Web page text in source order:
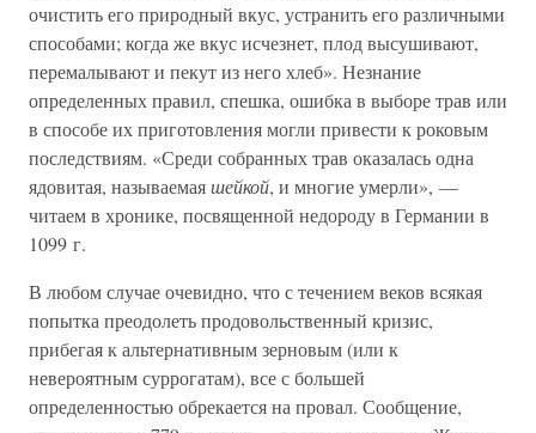
очистить его природный вкус, устранить его различными
способами; когда же вкус исчезнет, плод высушивают,
перемалывают и пекут из него хлеб». Незнание
определенных правил, спешка, ошибка в выборе трав или
в способе их приготовления могли привести к роковым
последствиям. «Среди собранных трав оказалась одна
ядовитая, называемаяшейкой, и многие умерли», —
читаем в хронике, посвященной недороду в Германии в
1099 г.
В любом случае очевидно, что с течением веков всякая
попытка преодолеть продовольственный кризис,
прибегая к альтернативным зерновым (или к
невероятным суррогатам), все с большей
определенностью обрекается на провал. Сообщение,